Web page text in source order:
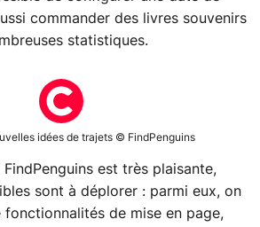
commander des livres souvenirs
statistiques.
idées de trajets © FindPenguins
est très plaisante,
sont à déplorer : parmi eux, on
fonctionnalités de mise en page,